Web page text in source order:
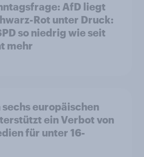
AfD liegt
Rot unter Druck:
so niedrig wie seit
mehr
europäischen
ein Verbot von
für unter 16-